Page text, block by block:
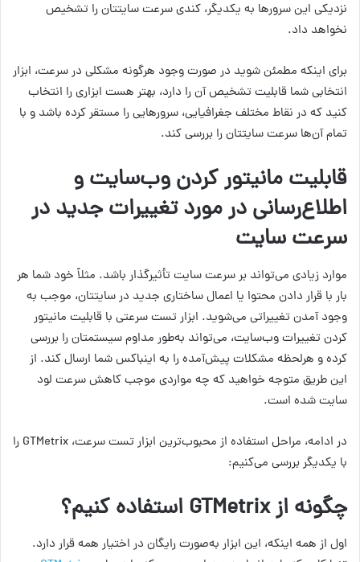
نزدیکی این سرورها به یکدیگر، کندی سرعت سایتتان را تشخیص
نخواهد داد.
برای اینکه مطمئن شوید در صورت وجود هرگونه مشکلی در سرعت، ابزار
انتخابی شما قابلیت تشخیص آن را دارد، بهتر هست ابزاری را انتخاب
کنید که در نقاط مختلف جغرافیایی، سرورهایی را مستقر کرده باشد و با
تمام آن‌ها سرعت سایتتان را بررسی کند.
قابلیت مانیتور کردن وب‌سایت و
اطلاع‌رسانی در مورد تغییرات جدید در
سرعت سایت
موارد زیادی می‌تواند بر سرعت سایت تأثیرگذار باشد. مثلاً خود شما هر
بار با قرار دادن محتوا یا اعمال ساختاری جدید در سایتتان، موجب به
وجود آمدن تغییراتی می‌شوید. ابزار تست سرعتی با قابلیت مانیتور
کردن تغییرات وب‌سایت، می‌تواند به‌طور مداوم سیستمتان را بررسی
کرده و هرلحظه مشکلات پیش‌آمده را به اینباکس شما ارسال کند. از
این طریق متوجه خواهید که چه مواردی موجب کاهش سرعت لود
سایت شده است.
در ادامه، مراحل استفاده از محبوب‌ترین ابزار تست سرعت، GTMetrix را
با یکدیگر بررسی می‌کنیم:
چگونه ازGTMetrix استفاده کنیم؟
اول از همه اینکه، این ابزار به‌صورت رایگان در اختیار همه قرار دارد.